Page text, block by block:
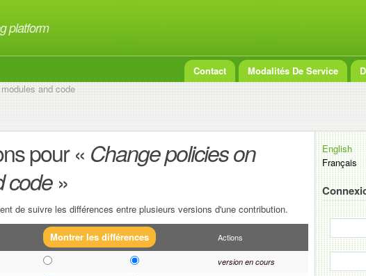
platform
Modalités De Service
Contact
and code
pour « Change policies on
code»
de suivre les différences entre plusieurs versions d'une contribution.
Actions
version en cours
English
Français